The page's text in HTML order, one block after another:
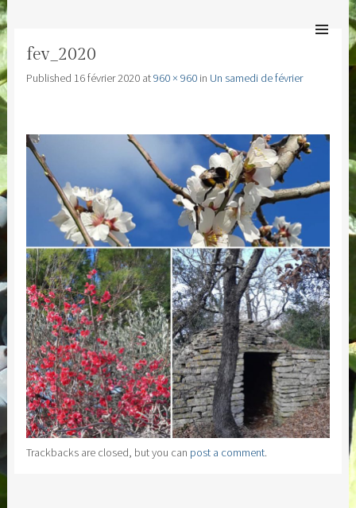
CONTENT
fev_2020
Published 16 février 2020at960 × 960in Un samedi de février
Trackbacks are closed, but you can post a comment.